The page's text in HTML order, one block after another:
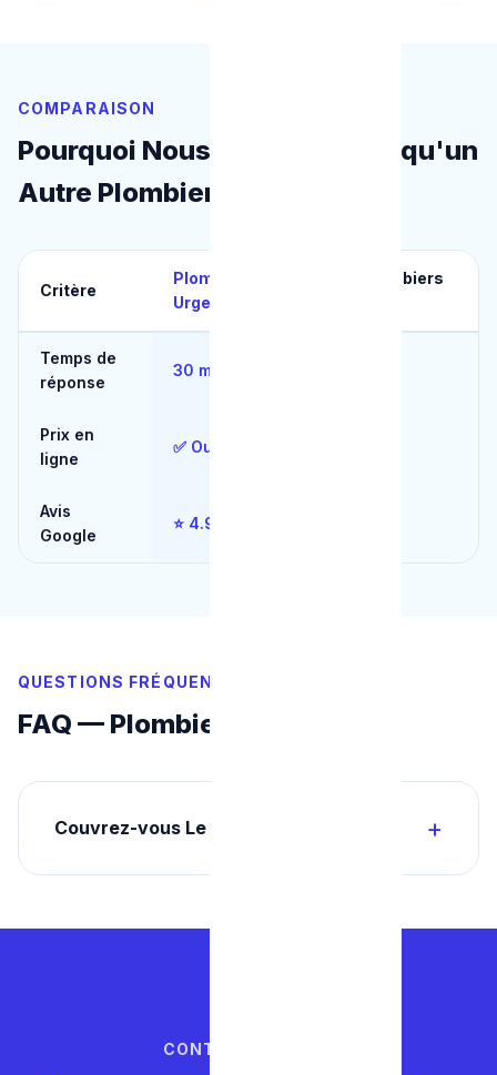
COMPARAISON
Pourquoi Nous Choisir plutôt qu'un
Autre Plombier à La Louvière
Critère
Plombier
Urgence
Autres plombiers
Temps de
réponse
30 min
Prix en
ligne
✅ Oui
Avis
Google
⭐ 4.9/5
QUESTIONS FRÉQUENTES
FAQ — Plombier La Louvière
Couvrez-vous Le Roeulx et Soignies ?
CONTACTEZ-NOUS